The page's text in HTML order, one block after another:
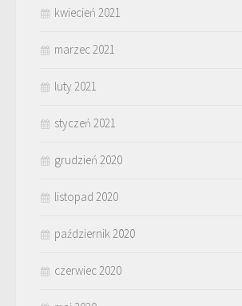
kwiecień 2021
marzec 2021
luty 2021
styczeń 2021
grudzień 2020
listopad 2020
październik 2020
czerwiec 2020